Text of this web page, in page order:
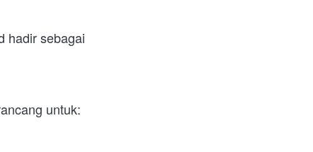
hadir sebagai
untuk: